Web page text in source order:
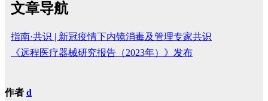
文章导航
指南·共识 | 新冠疫情下内镜消毒及管理专家共识
《远程医疗器械研究报告（2023年）》发布
作者 d